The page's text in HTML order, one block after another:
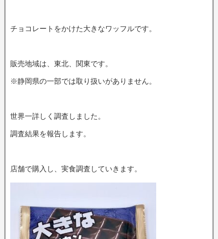
チョコレートをかけた大きなワッフルです。
販売地域は、東北、関東です。
※静岡県の一部では取り扱いがありません。
世界一詳しく調査しました。
調査結果を報告します。
店舗で購入し、実食調査していきます。